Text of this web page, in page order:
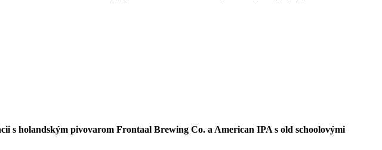
s holandským pivovarom Frontaal Brewing Co. a American IPA s old schoolovými